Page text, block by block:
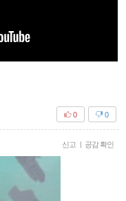
0
0
신고 | 공감 확인